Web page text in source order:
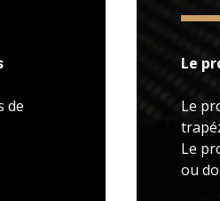
de
Le
Le
Le
ou